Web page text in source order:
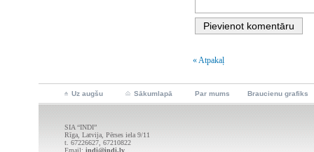
« Atpakaļ
Uz augšu Sākumlapā Par mums Braucienu grafiks
SIA “INDI”
Rīga, Latvija, Pērses iela 9/11
t. 67226627, 67210822
Email: indi@indi.lv